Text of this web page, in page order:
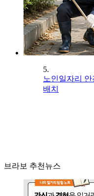
5.
노인일자리
배치
브라보 추천뉴스